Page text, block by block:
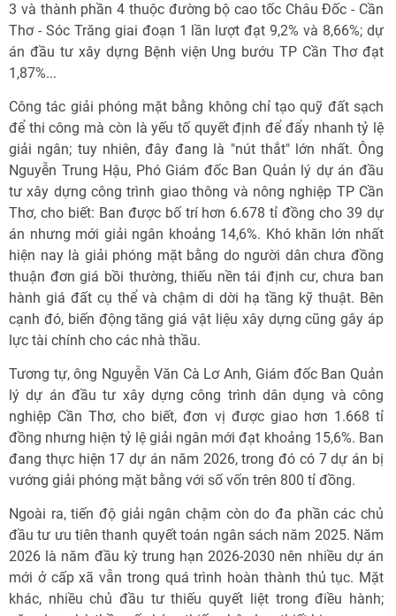
3 và thành phần 4 thuộc đường bộ cao tốc Châu Đốc - Cần
Thơ - Sóc Trăng giai đoạn 1 lần lượt đạt 9,2% và 8,66%; dự
án đầu tư xây dựng Bệnh viện Ung bướu TP Cần Thơ đạt
1,87%...
Công tác giải phóng mặt bằng không chỉ tạo quỹ đất sạch
để thi công mà còn là yếu tố quyết định để đẩy nhanh tỷ lệ
giải ngân; tuy nhiên, đây đang là "nút thắt" lớn nhất. Ông
Nguyễn Trung Hậu, Phó Giám đốc Ban Quản lý dự án đầu
tư xây dựng công trình giao thông và nông nghiệp TP Cần
Thơ, cho biết: Ban được bố trí hơn 6.678 tỉ đồng cho 39 dự
án nhưng mới giải ngân khoảng 14,6%. Khó khăn lớn nhất
hiện nay là giải phóng mặt bằng do người dân chưa đồng
thuận đơn giá bồi thường, thiếu nền tái định cư, chưa ban
hành giá đất cụ thể và chậm di dời hạ tầng kỹ thuật. Bên
cạnh đó, biến động tăng giá vật liệu xây dựng cũng gây áp
lực tài chính cho các nhà thầu.
Tương tự, ông Nguyễn Văn Cà Lơ Anh, Giám đốc Ban Quản
lý dự án đầu tư xây dựng công trình dân dụng và công
nghiệp Cần Thơ, cho biết, đơn vị được giao hơn 1.668 tỉ
đồng nhưng hiện tỷ lệ giải ngân mới đạt khoảng 15,6%. Ban
đang thực hiện 17 dự án năm 2026, trong đó có 7 dự án bị
vướng giải phóng mặt bằng với số vốn trên 800 tỉ đồng.
Ngoài ra, tiến độ giải ngân chậm còn do đa phần các chủ
đầu tư ưu tiên thanh quyết toán ngân sách năm 2025. Năm
2026 là năm đầu kỳ trung hạn 2026-2030 nên nhiều dự án
mới ở cấp xã vẫn trong quá trình hoàn thành thủ tục. Mặt
khác, nhiều chủ đầu tư thiếu quyết liệt trong điều hành;